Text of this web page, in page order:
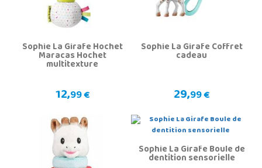
Sophie La Girafe Hochet
Maracas Hochet
multitexture
12,99 €
Sophie La Girafe Coffret
cadeau
29,99 €
Sophie La Girafe Boule de
dentition sensorielle